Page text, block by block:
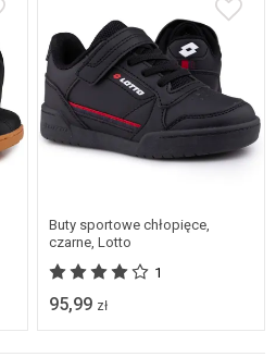
26 29 30
31
Buty sportowe chłopięce,
czarne, Lotto
1
95,99 zł